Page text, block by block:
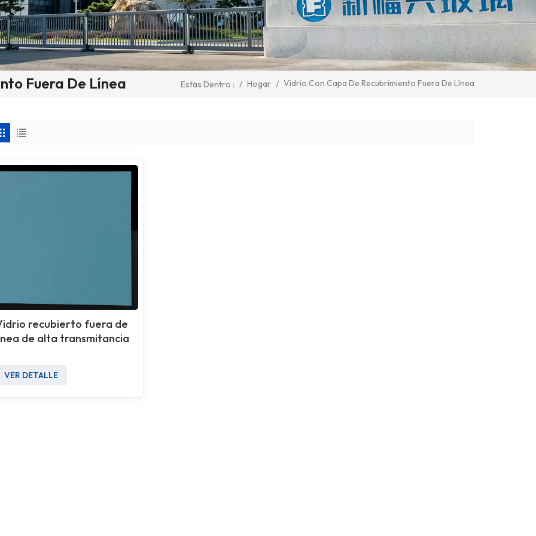
Fuera De Línea Estas Dentro : / Hogar / Vidrio Con Capa De Recubrimiento Fuera De Línea
recubierto fuera de
de alta transmitancia
VER DETALLE